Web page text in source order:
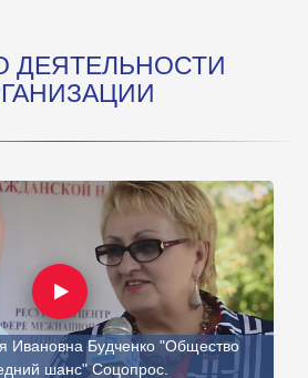
ДЕЯТЕЛЬНОСТИ
Ивановна Будченко "Общество
шанс" Соцопрос.